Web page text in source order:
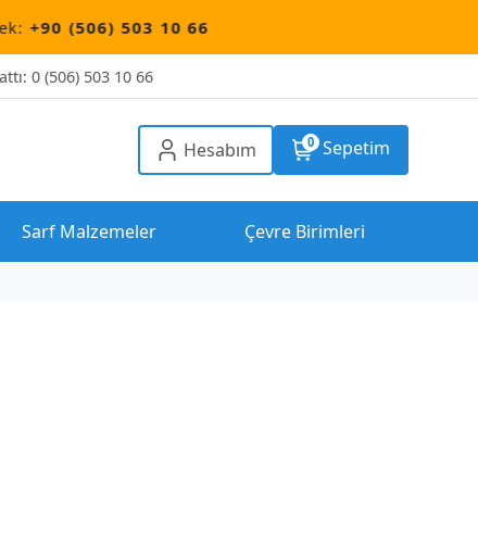
503 10 66
0 (506) 503 10 66
Hesabım 0 Sepetim
Sarf Malzemeler Çevre Birimleri